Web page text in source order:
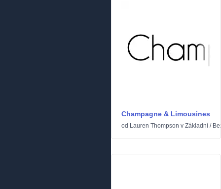
Champagne & Limousines
od Lauren Thompson v Základní /